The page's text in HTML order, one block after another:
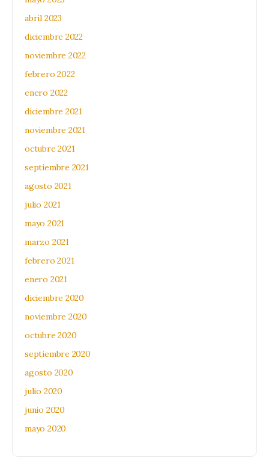
abril 2023
diciembre 2022
noviembre 2022
febrero 2022
enero 2022
diciembre 2021
noviembre 2021
octubre 2021
septiembre 2021
agosto 2021
julio 2021
mayo 2021
marzo 2021
febrero 2021
enero 2021
diciembre 2020
noviembre 2020
octubre 2020
septiembre 2020
agosto 2020
julio 2020
junio 2020
mayo 2020